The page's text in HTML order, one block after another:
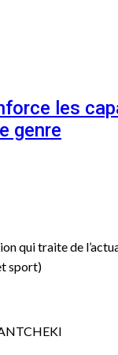
les
genre
qui traite de
sport)